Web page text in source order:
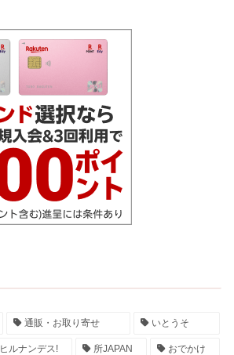
通販・お取り寄せ いとうそ
ヒルナンデス! 所JAPAN おでかけ